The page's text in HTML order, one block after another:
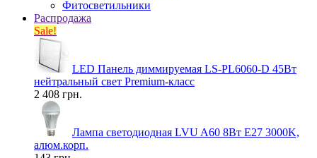
Фитосветильники
Распродажа
Sale!
LED Панель диммируемая LS-PL6060-D 45Вт
нейтральный свет Premium-класс
2 408 грн.
Лампа светодиодная LVU A60 8Вт E27 3000K,
алюм.корп.